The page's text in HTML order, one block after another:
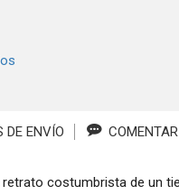
DE ENVÍO
retrato costumbrista de un